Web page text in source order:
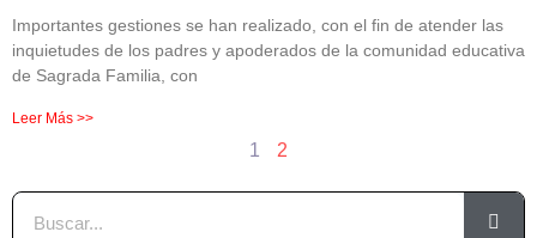
Importantes gestiones se han realizado, con el fin de atender las
inquietudes de los padres y apoderados de la comunidad educativa
de Sagrada Familia, con
Leer Más >>
1 2